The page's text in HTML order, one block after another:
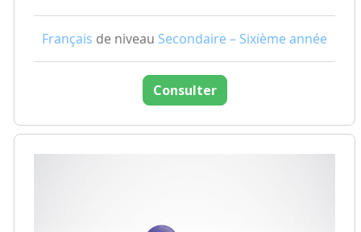
Français de niveau Secondaire – Sixième année
Consulter